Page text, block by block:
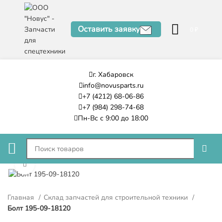
Оставить заявку
г. Хабаровск
info@novusparts.ru
+7 (4212) 68-06-86
+7 (984) 298-74-68
Пн-Вс с 9:00 до 18:00
Нажмите, чтобы увеличить
Главная
Склад запчастей для строительной техники
Болт 195-09-18120